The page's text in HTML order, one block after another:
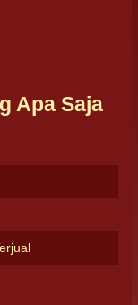
Apa Saja